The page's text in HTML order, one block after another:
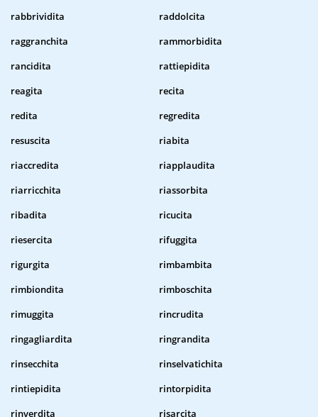
rabbrividita
raddolcita
raggranchita
rammorbidita
rancidita
rattiepidita
reagita
recita
redita
regredita
resuscita
riabita
riaccredita
riapplaudita
riarricchita
riassorbita
ribadita
ricucita
riesercita
rifuggita
rigurgita
rimbambita
rimbiondita
rimboschita
rimuggita
rincrudita
ringagliardita
ringrandita
rinsecchita
rinselvatichita
rintiepidita
rintorpidita
rinverdita
risarcita